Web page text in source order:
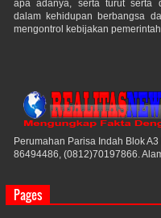
apa adanya, serta turut serta
dalam kehidupan berbangsa
mengontrol kebijakan
Perumahan Parisa Indah Blok
86494486, (0812)70197866.
Pages